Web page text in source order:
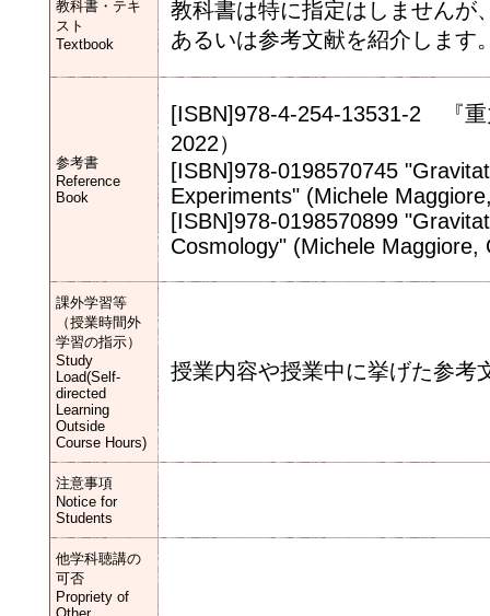
教科書・テキ
スト
Textbook
教科書は特に指定はしませんが
あるいは参考文献を紹介します
参考書
Reference
Book
[ISBN]978-4-254-13531-2 『
2022）
[ISBN]978-0198570745
Experiments" (Michele
[ISBN]978-0198570899
Cosmology" (Michele
課外学習等
（授業時間外
学習の指示）
Study
Load(Self-
directed
Learning
Outside
Course Hours)
授業内容や授業中に挙げた参考
注意事項
Notice for
Students
他学科聴講の
可否
Propriety of